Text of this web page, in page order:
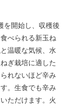
を開始し、収穫後
べられる新玉ね
温暖な気候、水
ぎ栽培に適した
れないほど辛み
。生食でも辛み
ただけます。火